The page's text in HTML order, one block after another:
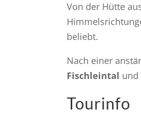
Von der Hütte
beliebt.
Nach einer
Fischleintal und
Tourinfo